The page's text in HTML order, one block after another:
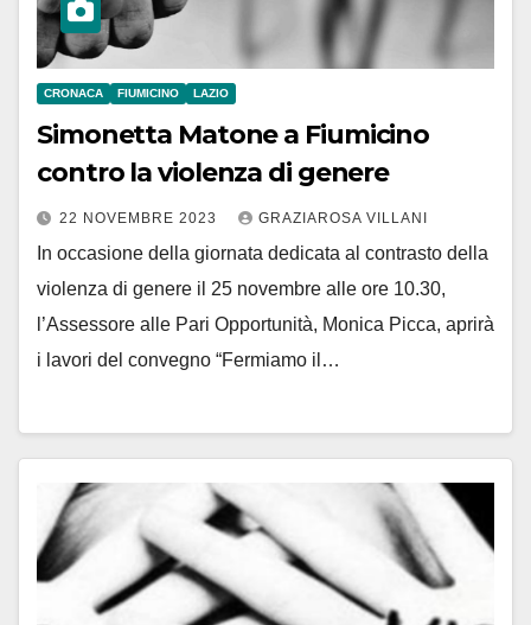
CRONACA FIUMICINO LAZIO
Simonetta Matone a Fiumicino
contro la violenza di genere
22 NOVEMBRE 2023 GRAZIAROSA VILLANI
In occasione della giornata dedicata al contrasto della
violenza di genere il 25 novembre alle ore 10.30,
l’Assessore alle Pari Opportunità, Monica Picca, aprirà
i lavori del convegno “Fermiamo il…